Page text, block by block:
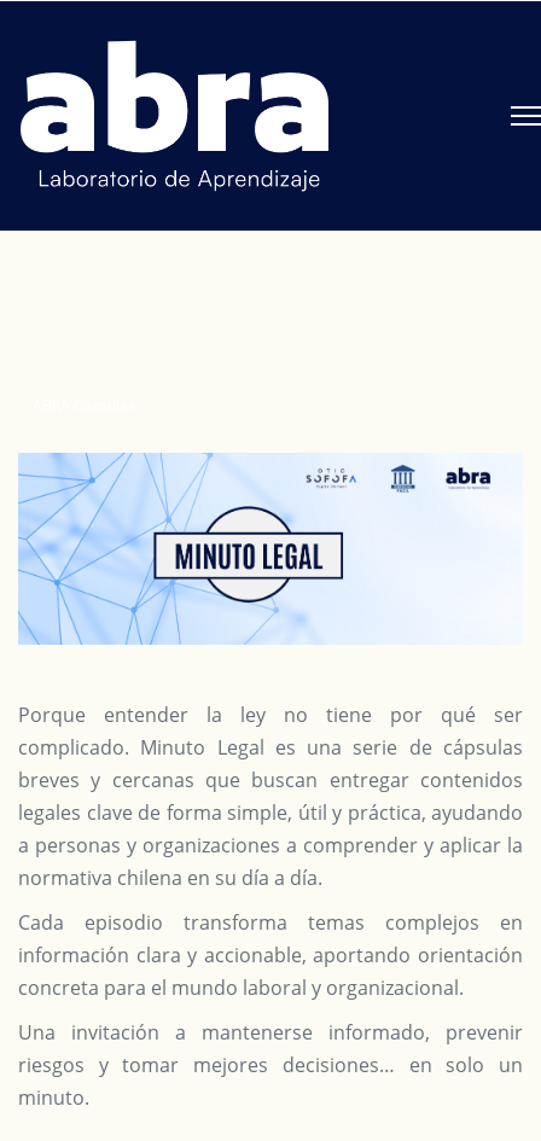
Porque entender la ley no tiene por qué ser
complicado. Minuto Legal es una serie de cápsulas
breves y cercanas que buscan entregar contenidos
legales clave de forma simple, útil y práctica, ayudando
a personas y organizaciones a comprender y aplicar la
normativa chilena en su día a día.
Cada episodio transforma temas complejos en
información clara y accionable, aportando orientación
concreta para el mundo laboral y organizacional.
Una invitación a mantenerse informado, prevenir
riesgos y tomar mejores decisiones… en solo un
minuto.